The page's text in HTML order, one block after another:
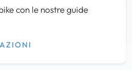
con le nostre guide